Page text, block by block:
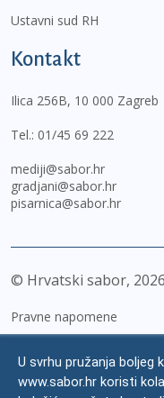
Ustavni sud RH
Kontakt
Ilica 256B, 10 000 Zagreb
Tel.: 01/45 69 222
mediji@sabor.hr
gradjani@sabor.hr
pisarnica@sabor.hr
© Hrvatski sabor, 2026
Pravne napomene
Zaštita osobnih podataka
U svrhu pružanja boljeg
www.sabor.hr koristi